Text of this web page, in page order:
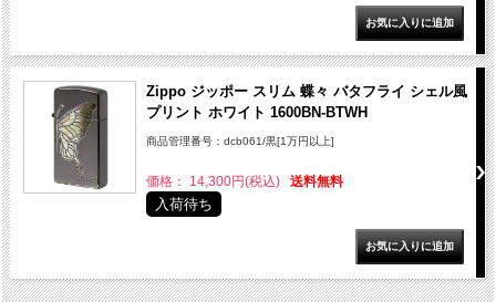
Zippo ジッポー スリム 蝶々 バタフライ シェル風
プリント ホワイト 1600BN-BTWH
商品管理番号：dcb061/黒[1万円以上]
価格： 14,300円(税込) 送料無料
入荷待ち